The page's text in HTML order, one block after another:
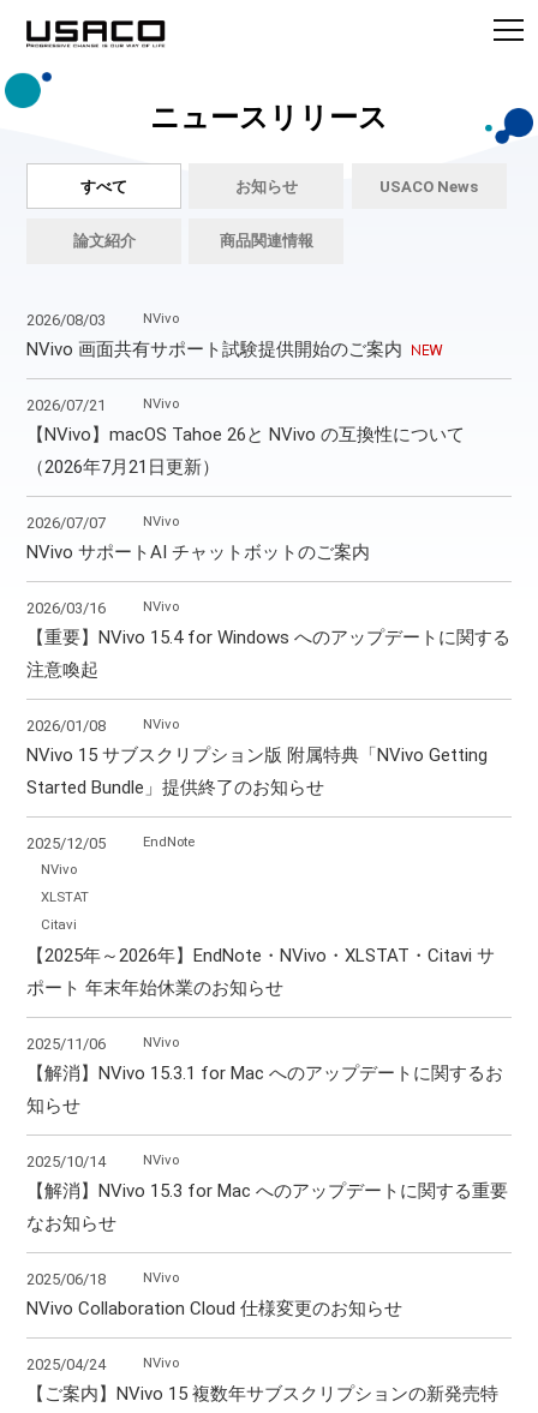
ニュースリリース
すべて お知らせ USACO News
論文紹介 商品関連情報
2026/08/03 NVivo
NVivo 画面共有サポート試験提供開始のご案内
2026/07/21 NVivo
【NVivo】macOS Tahoe 26と NVivo の互換性について
（2026年7月21日更新）
2026/07/07 NVivo
NVivo サポートAI チャットボットのご案内
2026/03/16 NVivo
【重要】NVivo 15.4 for Windows へのアップデートに関する
注意喚起
2026/01/08 NVivo
NVivo 15 サブスクリプション版 附属特典「NVivo Getting
Started Bundle」提供終了のお知らせ
2025/12/05
EndNote
NVivo
XLSTAT
Citavi
【2025年～2026年】EndNote・NVivo・XLSTAT・Citavi サ
ポート 年末年始休業のお知らせ
2025/11/06 NVivo
【解消】NVivo 15.3.1 for Mac へのアップデートに関するお
知らせ
2025/10/14 NVivo
【解消】NVivo 15.3 for Mac へのアップデートに関する重要
なお知らせ
2025/06/18 NVivo
NVivo Collaboration Cloud 仕様変更のお知らせ
2025/04/24 NVivo
【ご案内】NVivo 15 複数年サブスクリプションの新発売特